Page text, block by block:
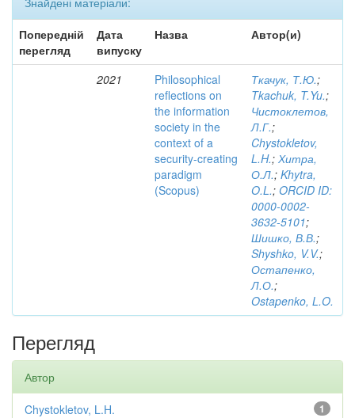
Попередній
перегляд
Дата
випуску
Назва Автор(и)
2021
Philosophical
reflections on
the information
society in the
context of a
security-creating
paradigm
(Scopus)
Ткачук, Т.Ю.;
Tkachuk, T.Yu.;
Чистоклетов,
Л.Г.;
Chystokletov,
L.H.; Хитра,
О.Л.; Khytra,
O.L.; ORCID ID:
0000-0002-
3632-5101;
Шишко, В.В.;
Shyshko, V.V.;
Остапенко,
Л.О.;
Ostapenko, L.O.
Перегляд
Автор
1
Chystokletov, L.H.